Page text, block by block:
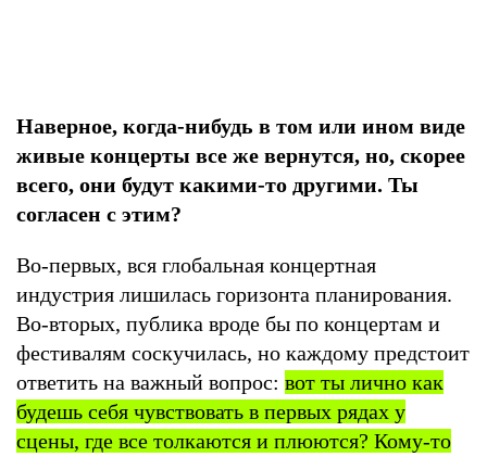
Наверное, когда-нибудь в том или ином виде
живые концерты все же вернутся, но, скорее
всего, они будут какими-то другими. Ты
согласен с этим?
Во-первых, вся глобальная концертная
индустрия лишилась горизонта планирования.
Во-вторых, публика вроде бы по концертам и
фестивалям соскучилась, но каждому предстоит
ответить на важный вопрос: вот ты лично как
будешь себя чувствовать в первых рядах у
сцены, где все толкаются и плюются? Кому-то